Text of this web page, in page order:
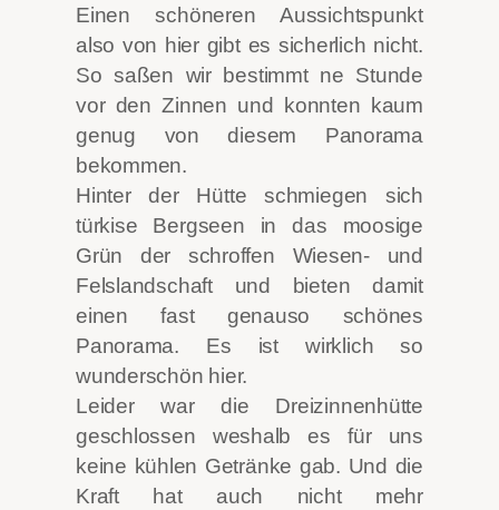
Einen schöneren Aussichtspunkt
also von hier gibt es sicherlich nicht.
So saßen wir bestimmt ne Stunde
vor den Zinnen und konnten kaum
genug von diesem Panorama
bekommen.
Hinter der Hütte schmiegen sich
türkise Bergseen in das moosige
Grün der schroffen Wiesen- und
Felslandschaft und bieten damit
einen fast genauso schönes
Panorama. Es ist wirklich so
wunderschön hier.
Leider war die Dreizinnenhütte
geschlossen weshalb es für uns
keine kühlen Getränke gab. Und die
Kraft hat auch nicht mehr